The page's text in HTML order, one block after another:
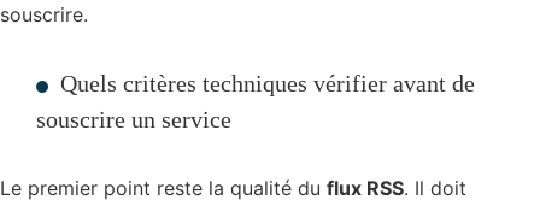
souscrire.
Quels critères techniques vérifier avant de
souscrire un service
Le premier point reste la qualité du flux RSS. Il doit